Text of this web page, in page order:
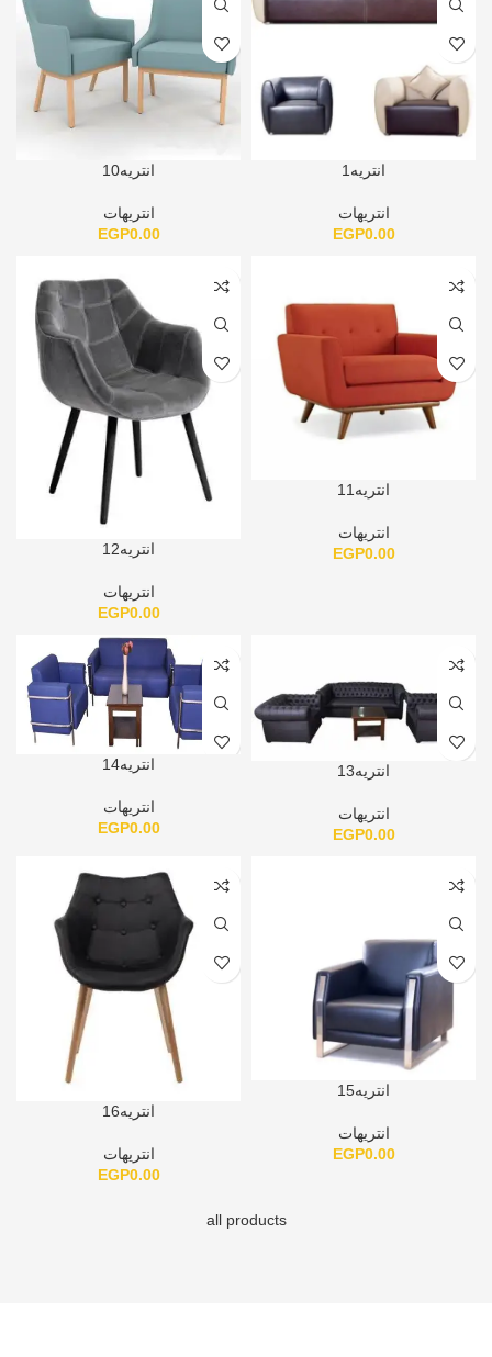
انتريه1
انتريهات
EGP0.00
انتريه10
انتريهات
EGP0.00
انتريه11
انتريهات
EGP0.00 انتريه12
انتريهات
EGP0.00
انتريه13
انتريهات
EGP0.00
انتريه14
انتريهات
EGP0.00
انتريه15
انتريهات
EGP0.00
انتريه16
انتريهات
EGP0.00
all products